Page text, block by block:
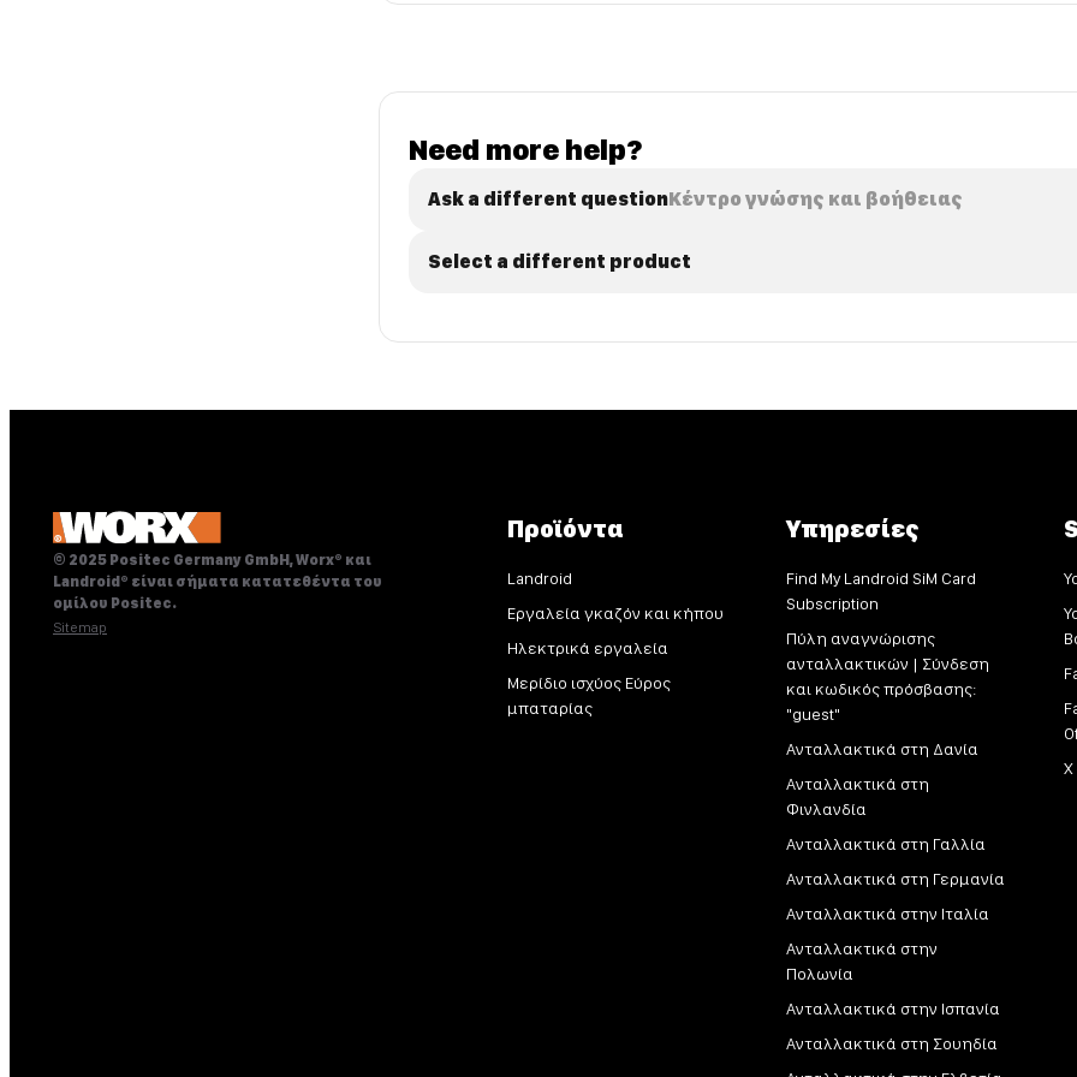
Need more help?
Ask a different questionΚέντρο γνώσης και βοήθειας
Select a different product
© 2025 Positec Germany GmbH, Worx® και
Landroid® είναι σήματα κατατεθέντα του
ομίλου Positec.
Sitemap
Προϊόντα
Landroid
Εργαλεία γκαζόν και κήπου
Ηλεκτρικά εργαλεία
Μερίδιο ισχύος Εύρος
μπαταρίας
Υπηρεσίες
Find My Landroid SiM Card
Subscription
Πύλη αναγνώρισης
ανταλλακτικών | Σύνδεση
και κωδικός πρόσβασης:
"guest"
Ανταλλακτικά στη Δανία
Ανταλλακτικά στη
Φινλανδία
Ανταλλακτικά στη Γαλλία
Ανταλλακτικά στη Γερμανία
Ανταλλακτικά στην Ιταλία
Ανταλλακτικά στην
Πολωνία
Ανταλλακτικά στην Ισπανία
Ανταλλακτικά στη Σουηδία